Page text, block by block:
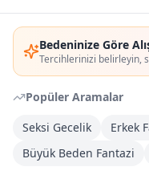
Bedeninize Göre
Tercihlerinizi belirleyin,
Popüler Aramalar
Seksi Gecelik
Erkek
Büyük Beden Fantazi
Giriş Yap
Üye Ol
Adet:
DHL Kargoya Teslim